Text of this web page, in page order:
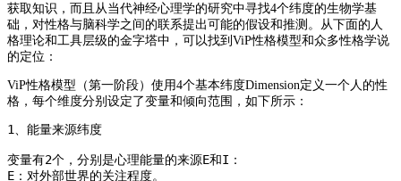
获取知识，而且从当代神经心理学的研究中寻找4个纬度的生物学基
础，对性格与脑科学之间的联系提出可能的假设和推测。从下面的人
格理论和工具层级的金字塔中，可以找到ViP性格模型和众多性格学说
的定位：
ViP性格模型（第一阶段）使用4个基本纬度Dimension定义一个人的性
格，每个维度分别设定了变量和倾向范围，如下所示：
1、能量来源纬度
变量有2个，分别是心理能量的来源E和I：
E：对外部世界的关注程度。